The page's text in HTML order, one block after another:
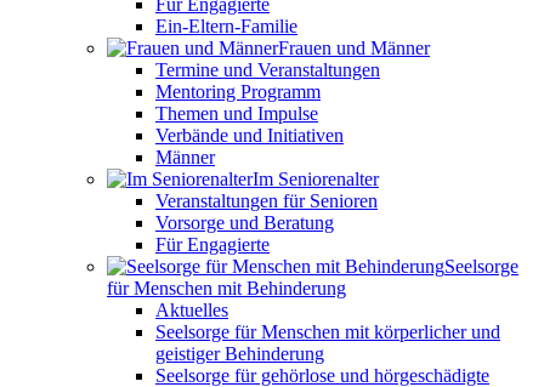
Für Engagierte
Ein-Eltern-Familie
Frauen und Männer
Termine und Veranstaltungen
Mentoring Programm
Themen und Impulse
Verbände und Initiativen
Männer
Im Seniorenalter
Veranstaltungen für Senioren
Vorsorge und Beratung
Für Engagierte
Seelsorge
für Menschen mit Behinderung
Aktuelles
Seelsorge für Menschen mit körperlicher und
geistiger Behinderung
Seelsorge für gehörlose und hörgeschädigte